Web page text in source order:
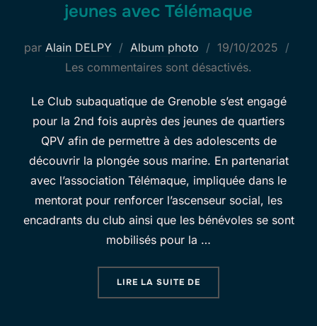
jeunes avec Télémaque
par Alain DELPY Album photo
Publié
le
19/10/2025
Les commentaires sont désactivés.
Le Club subaquatique de Grenoble s’est engagé
pour la 2nd fois auprès des jeunes de quartiers
QPV afin de permettre à des adolescents de
découvrir la plongée sous marine. En partenariat
avec l’association Télémaque, impliquée dans le
mentorat pour renforcer l’ascenseur social, les
encadrants du club ainsi que les bénévoles se sont
mobilisés pour la …
LIRE LA SUITE DE